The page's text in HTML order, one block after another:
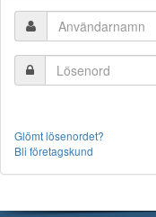
Glömt lösenordet?
Bli företagskund